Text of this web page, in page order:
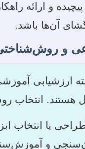
پیچیده و
آن‌ها باشد.
و
ارزشیابی
هستند. انتخاب
یا انتخاب
و